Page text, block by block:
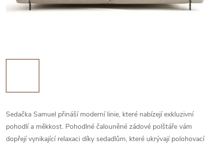
Sedačka Samuel přináší moderní linie, které nabízejí exkluzivní
pohodlí a měkkost. Pohodlné čalouněné zádové polštáře vám
dopřejí vynikající relaxaci díky sedadlům, které ukrývají polohovací